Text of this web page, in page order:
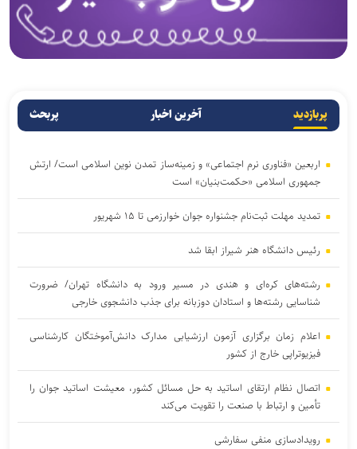
پربازدید آخرین اخبار پربحث
اربعین «فناوری نرم اجتماعی» و زمینه‌ساز تمدن نوین اسلامی است/ ارتش
جمهوری اسلامی «حکمت‌بنیان» است
تمدید مهلت ثبت‌نام جشنواره جوان خوارزمی تا ۱۵ شهریور
رئیس دانشگاه هنر شیراز ابقا شد
رشته‌های کره‌ای و هندی در مسیر ورود به دانشگاه تهران/ ضرورت
شناسایی رشته‌ها و استادان دوزبانه برای جذب دانشجوی خارجی
اعلام زمان برگزاری آزمون ارزشیابی مدارک دانش‌آموختگان کارشناسی
فیزیوتراپی خارج از کشور
اتصال نظام ارتقای اساتید به حل مسائل کشور، معیشت اساتید جوان را
تأمین و ارتباط با صنعت را تقویت می‌کند
رویدادسازی منفی سفارشی